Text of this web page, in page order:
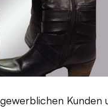
Kunden